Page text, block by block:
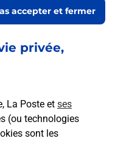
privée,
La Poste et ses
(ou technologies
sont les
accepter et fermer
de contact